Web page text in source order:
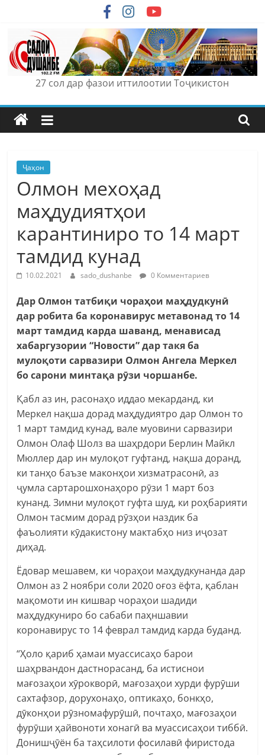
content
27 сол дар фазои иттилоотии Тоҷикистон
Ҷаҳон
Олмон мехоҳад
маҳдудиятҳои
карантиниро то 14 март
тамдид кунад
10.02.2021 sado_dushanbe 0 Комментариев
Дар Олмон татбиқи чораҳои маҳдудкунӣ
дар робита ба коронавирус метавонад то 14
март тамдид карда шаванд, менависад
хабаргузории “Новости” дар такя ба
мулоқоти сарвазири Олмон Ангела Меркел
бо сарони минтақа рӯзи чоршанбе.
Қабл аз ин, расонаҳо иддао мекарданд, ки
Меркел нақша дорад маҳдудиятро дар Олмон то
1 март тамдид кунад, вале муовини сарвазири
Олмон Олаф Шолз ва шаҳрдори Берлин Майкл
Мюллер дар ин мулоқот гуфтанд, нақша доранд,
ки танҳо баъзе маконҳои хизматрасонӣ, аз
ҷумла сартарошхонаҳоро рӯзи 1 март боз
кунанд. Зимни мулоқот гуфта шуд, ки роҳбарияти
Олмон тасмим дорад рӯзҳои наздик ба
фаъолияти кӯдакистону мактабҳо низ иҷозат
диҳад.
Ёдовар мешавем, ки чораҳои маҳдудкунанда дар
Олмон аз 2 ноябри соли 2020 оғоз ёфта, қаблан
мақомоти ин кишвар чораҳои шадиди
маҳдудкуниро бо сабаби паҳншавии
коронавирус то 14 феврал тамдид карда буданд.
“Ҳоло қариб ҳамаи муассисаҳо барои
шаҳрвандон дастнорасанд, ба истиснои
мағозаҳои хӯрокворӣ, мағозаҳои хурди фурӯши
сахтафзор, дорухонаҳо, оптикаҳо, бонкҳо,
дӯконҳои рӯзномафурӯшӣ, почтаҳо, мағозаҳои
фурӯши ҳайвоноти хонагӣ ва муассисаҳои тиббӣ.
Донишҷӯён ба таҳсилоти фосилавӣ фиристода